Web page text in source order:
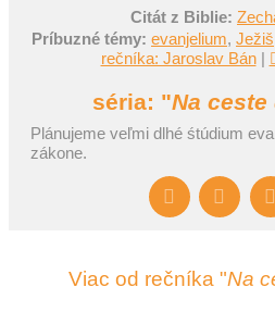
Citát z Biblie:
Príbuzné témy: evanjelium, Ježiš
rečníka: Jaroslav Bán|
séria: "Na ceste
Plánujeme veľmi dlhé śtúdium
zákone.
Viac od rečníka "Na